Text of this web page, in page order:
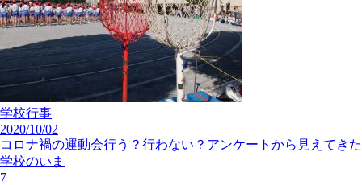
学校行事
2020/10/02
コロナ禍の運動会行う？行わない？アンケートから見えてきた
学校のいま
7